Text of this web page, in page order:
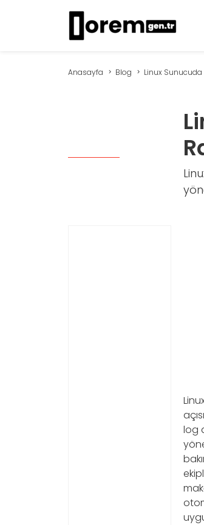
Anasayfa Blog Linux Sunucuda
log